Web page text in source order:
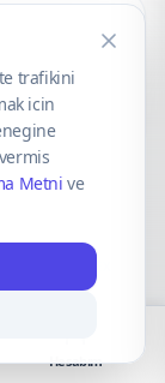
trafikini
icin
Metni ve
Hesabım